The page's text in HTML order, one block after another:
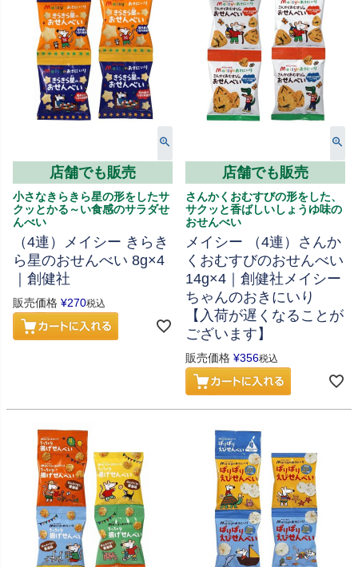
店舗でも販売
小さなきらきら星の形をしたサ
クッとかる～い食感のサラダせ
んべい
（4連）メイシー きらき
ら星のおせんべい 8g×4
｜創健社
販売価格 ¥270税込
店舗でも販売
さんかくおむすびの形をした、
サクッと香ばしいしょうゆ味の
おせんべい
メイシー （4連）さんか
くおむすびのおせんべい
14g×4｜創健社メイシー
ちゃんのおきにいり
【入荷が遅くなることが
ございます】
販売価格 ¥356税込